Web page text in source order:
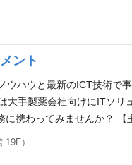
ント
ハウと最新のICT技術で
手製薬会社向けにITソリ
携わってみませんか？
、委託先ベンダとの折衝
験 【必須】
）